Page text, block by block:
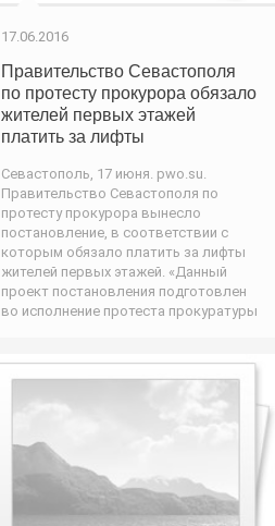
17.06.2016
Правительство Севастополя
по протесту прокурора обязало
жителей первых этажей
платить за лифты
Севастополь, 17 июня. pwo.su.
Правительство Севастополя по
протесту прокурора вынесло
постановление, в соответствии с
которым обязало платить за лифты
жителей первых этажей. «Данный
проект постановления подготовлен
во исполнение протеста прокуратуры